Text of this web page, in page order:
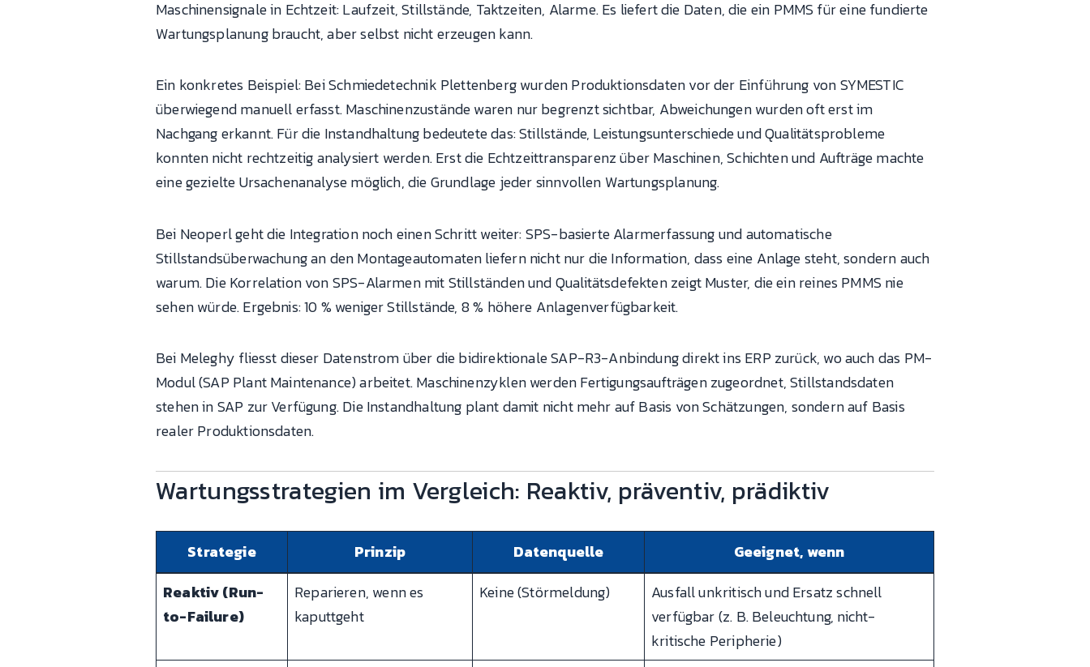
Maschinensignale in Echtzeit: Laufzeit, Stillstände, Taktzeiten, Alarme. Es liefert die Daten, die ein PMMS für eine fundierte
Wartungsplanung braucht, aber selbst nicht erzeugen kann.
Ein konkretes Beispiel: Bei Schmiedetechnik Plettenberg wurden Produktionsdaten vor der Einführung von SYMESTIC
überwiegend manuell erfasst. Maschinenzustände waren nur begrenzt sichtbar, Abweichungen wurden oft erst im
Nachgang erkannt. Für die Instandhaltung bedeutete das: Stillstände, Leistungsunterschiede und Qualitätsprobleme
konnten nicht rechtzeitig analysiert werden. Erst die Echtzeittransparenz über Maschinen, Schichten und Aufträge machte
eine gezielte Ursachenanalyse möglich, die Grundlage jeder sinnvollen Wartungsplanung.
Bei Neoperl geht die Integration noch einen Schritt weiter: SPS-basierte Alarmerfassung und automatische
Stillstandsüberwachung an den Montageautomaten liefern nicht nur die Information, dass eine Anlage steht, sondern auch
warum. Die Korrelation von SPS-Alarmen mit Stillständen und Qualitätsdefekten zeigt Muster, die ein reines PMMS nie
sehen würde. Ergebnis: 10 % weniger Stillstände, 8 % höhere Anlagenverfügbarkeit.
Bei Meleghy fliesst dieser Datenstrom über die bidirektionale SAP-R3-Anbindung direkt ins ERP zurück, wo auch das PM-
Modul (SAP Plant Maintenance) arbeitet. Maschinenzyklen werden Fertigungsaufträgen zugeordnet, Stillstandsdaten
stehen in SAP zur Verfügung. Die Instandhaltung plant damit nicht mehr auf Basis von Schätzungen, sondern auf Basis
realer Produktionsdaten.
Wartungsstrategien im Vergleich: Reaktiv, präventiv, prädiktiv
Strategie Prinzip Datenquelle
Geeignet, wenn
Reaktiv (Run-
to-Failure)
Reparieren, wenn es
kaputtgeht
Keine (Störmeldung)
Ausfall unkritisch und Ersatz schnell
verfügbar (z. B. Beleuchtung, nicht-
kritische Peripherie)